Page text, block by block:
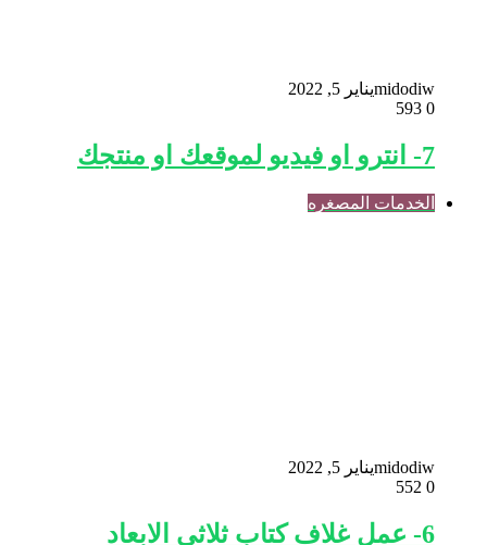
midodiwيناير 5, 2022
0
7- انترو او فيديو لموقعك او منتجك
الخدمات المصغره
midodiwيناير 5, 2022
0
6- عمل غلاف كتاب ثلاثي الابعاد